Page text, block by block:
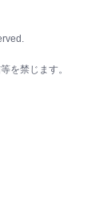
を禁じます。